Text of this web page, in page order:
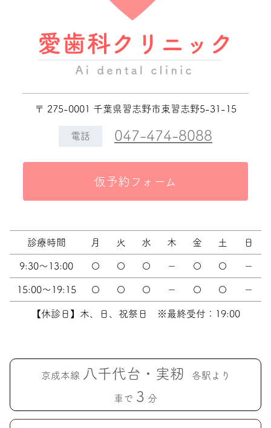
〒 275-0001 千葉県習志野市東習志野5-31-15
電話 047-474-8088
仮予約フォーム
診療時間 月 火 水 木 金 土 日
9:30～13:00 〇 〇 〇 － 〇 〇 －
15:00～19:15 〇 〇 〇 － 〇 〇 －
【休診日】木、日、祝祭日 ※最終受付：19:00
京成本線 八千代台・実籾 各駅より
車で 3 分